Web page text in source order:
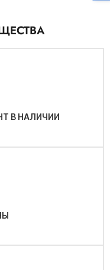
В НАЛИЧИИ